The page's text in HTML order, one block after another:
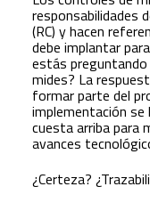
responsabilidades
(RC) y hacen
debe implantar
estás
mides? La
formar parte del
implementación
cuesta arriba para
avances
¿Certeza?